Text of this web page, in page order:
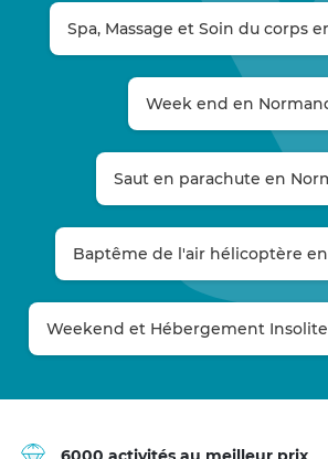
Spa, Massage et Soin du corps
Week end en
Saut en parachute en
Baptême de l'air hélicoptère
Weekend et Hébergement